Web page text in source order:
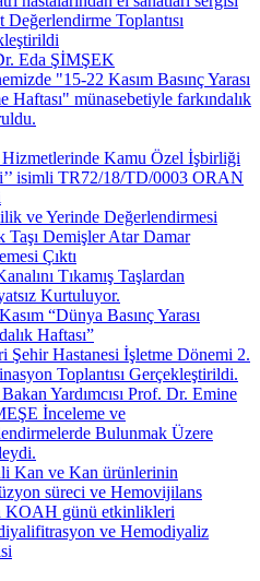
Değerlendirme Toplantısı
Eda ŞİMŞEK
"15-22 Kasım Basınç Yarası
Haftası" münasebetiyle farkındalık
Hizmetlerinde Kamu Özel İşbirliği
isimli TR72/18/TD/0003 ORAN
ve Yerinde Değerlendirmesi
Taşı Demişler Atar Damar
Çıktı
Tıkamış Taşlardan
Kurtuluyor.
“Dünya Basınç Yarası
Haftası”
Şehir Hastanesi İşletme Dönemi 2.
Toplantısı Gerçekleştirildi.
Bakan Yardımcısı Prof. Dr. Emine
İnceleme ve
Bulunmak Üzere
Kan ve Kan ürünlerinin
süreci ve Hemovijilans
KOAH günü etkinlikleri
ve Hemodiyaliz